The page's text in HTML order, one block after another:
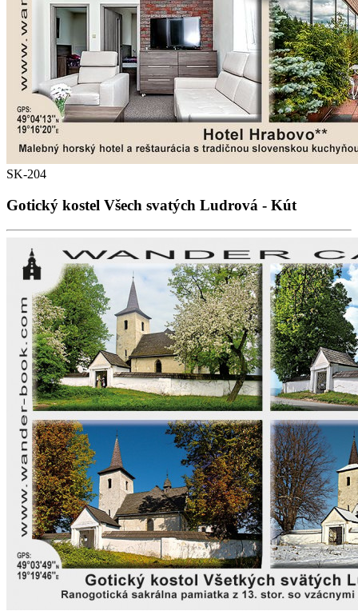
SK-204
Gotický kostel Všech svatých Ludrová - Kút